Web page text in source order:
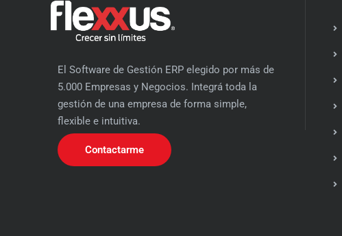
El Software de Gestión ERP elegido por más de
5.000 Empresas y Negocios. Integrá toda la
gestión de una empresa de forma simple,
flexible e intuitiva.
Contactarme